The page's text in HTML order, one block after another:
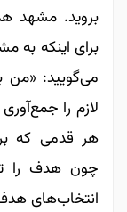
بروید. مشهد
برای اینکه به
می‌‌‌‌‌‌گویید: «من
لازم را
هر قدمی ‌‌‌‌‌‌که
چون هدف را
انتخاب‌های